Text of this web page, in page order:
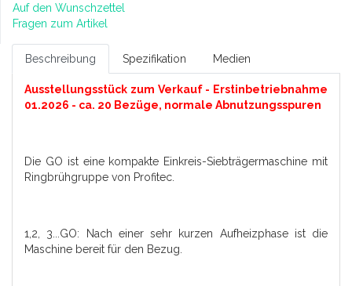
Auf den Wunschzettel
Fragen zum Artikel
Beschreibung Spezifikation Medien
Ausstellungsstück zum Verkauf - Erstinbetriebnahme
01.2026 - ca. 20 Bezüge, normale Abnutzungsspuren
Die GO ist eine kompakte Einkreis-Siebträgermaschine mit
Ringbrühgruppe von Profitec
1,2, 3...GO: Nach einer sehr kurzen Aufheizphase ist die
Maschine bereit für den Bezug.